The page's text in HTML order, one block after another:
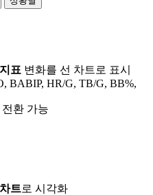
표 변화를 선 차트로 표시
BABIP, HR/G, TB/G, BB%,
환 가능
트로 시각화